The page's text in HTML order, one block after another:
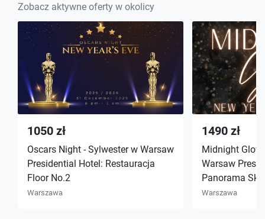
Zobacz aktywne oferty w okolicy
1050 zł
Oscars Night - Sylwester w Warsaw
Presidential Hotel: Restauracja
Floor No.2
Warszawa
1490 zł
Midnight Glow
Warsaw
Panorama
Warszawa